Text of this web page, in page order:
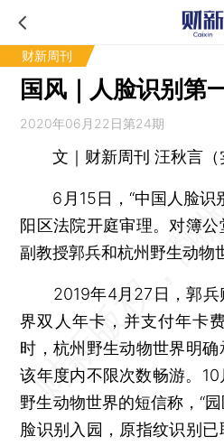
财新周刊
国风｜人脸识别第
2020年06月22日第24期
文｜财新周刊 汪秋言（
6月15日，“中国人脸识
阳区法院开庭审理。对簿
副教授郭兵和杭州野生动物
2019年4月27日，郭兵
界双人年卡，并支付年卡
时，杭州野生动物世界明
该年度内不限次数畅游。10
野生动物世界的短信称，“
脸识别入园，原指纹识别